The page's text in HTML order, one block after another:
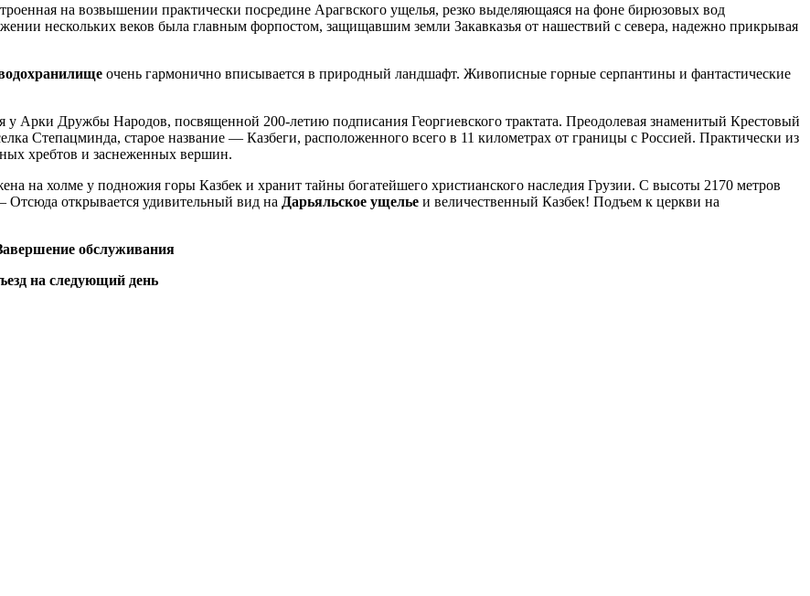
на возвышении практически посредине Арагвского ущелья, резко выделяющаяся на фоне бирюзовых вод
нескольких веков была главным форпостом, защищавшим земли Закавказья от нашествий с севера, надежно прикрывая
очень гармонично вписывается в природный ландшафт. Живописные горные серпантины и фантастические
у Арки Дружбы Народов, посвященной 200-летию подписания Георгиевского трактата. Преодолевая знаменитый Крестовый
Степацминда, старое название — Казбеги, расположенного всего в 11 километрах от границы с Россией. Практически из
хребтов и заснеженных вершин.
на холме у подножия горы Казбек и хранит тайны богатейшего христианского наследия Грузии. С высоты 2170 метров
Отсюда открывается удивительный вид на Дарьяльское ущелье и величественный Казбек! Подъем к церкви на
обслуживания
на следующий день